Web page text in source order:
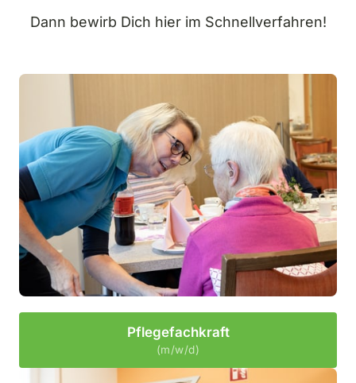
Dann bewirb Dich hier im Schnellverfahren!
Pflegefachkraft
(m/w/d)